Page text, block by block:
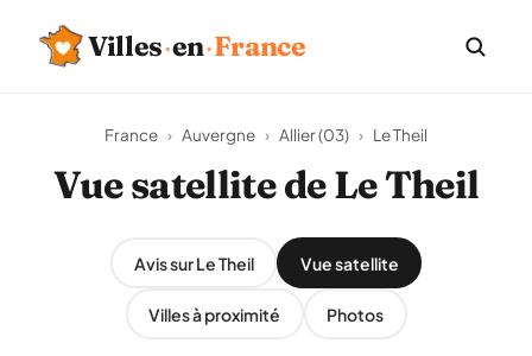
Villes·en·France
France › Auvergne › Allier (03) › Le Theil
Vue satellite de Le Theil
Avis sur Le Theil Vue satellite
Villes à proximité Photos